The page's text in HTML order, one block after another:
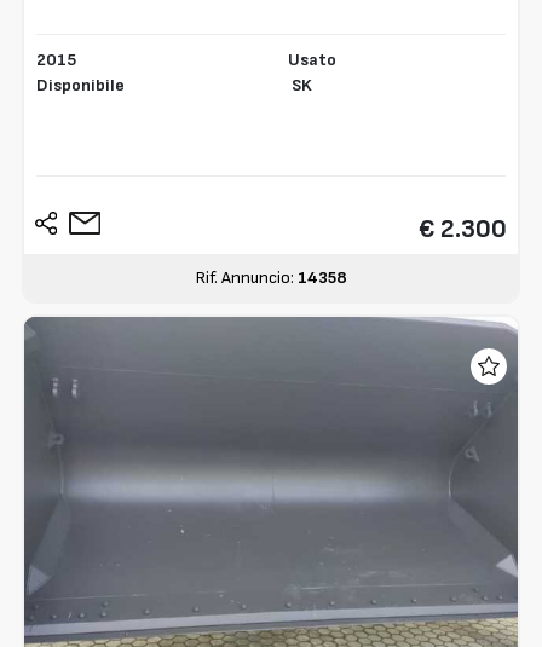
2015
Disponibile
Usato
SK
€ 2.300
Rif. Annuncio: 14358